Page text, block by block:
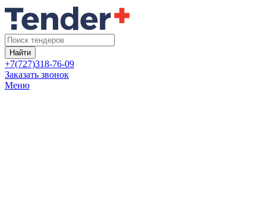
Найти
+7(727)318-76-09
Заказать звонок
Меню